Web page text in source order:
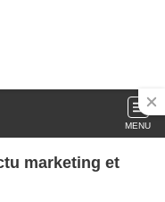
MENU
marketing et